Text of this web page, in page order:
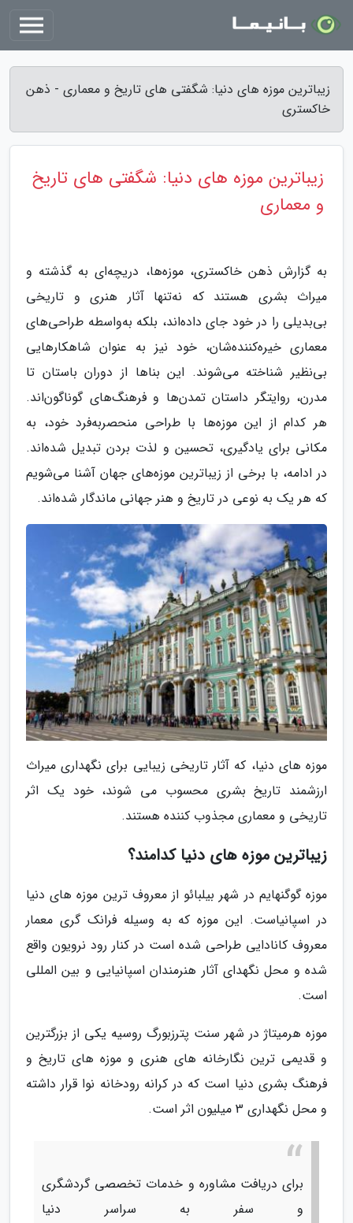
زیباترین موزه های دنیا: شگفتی های تاریخ و معماری - ذهن
خاکستری
زیباترین موزه های دنیا: شگفتی های تاریخ
و معماری
به گزارش ذهن خاکستری، موزه‌ها، دریچه‌ای به گذشته و
میراث بشری هستند که نه‌تنها آثار هنری و تاریخی
بی‌بدیلی را در خود جای داده‌اند، بلکه به‌واسطه طراحی‌های
معماری خیره‌کننده‌شان، خود نیز به عنوان شاهکارهایی
بی‌نظیر شناخته می‌شوند. این بناها از دوران باستان تا
مدرن، روایتگر داستان تمدن‌ها و فرهنگ‌های گوناگون‌اند.
هر کدام از این موزه‌ها با طراحی منحصر‌به‌فرد خود، به
مکانی برای یادگیری، تحسین و لذت بردن تبدیل شده‌اند.
در ادامه، با برخی از زیباترین موزه‌های جهان آشنا می‌شویم
که هر یک به نوعی در تاریخ و هنر جهانی ماندگار شده‌اند.
موزه های دنیا، که آثار تاریخی زیبایی برای نگهداری میراث
ارزشمند تاریخ بشری محسوب می شوند، خود یک اثر
تاریخی و معماری مجذوب کننده هستند.
زیباترین موزه های دنیا کدامند؟
موزه گوگنهایم در شهر بیلبائو از معروف ترین موزه های دنیا
در اسپانیاست. این موزه که به وسیله فرانک گری معمار
معروف کانادایی طراحی شده است در کنار رود نرویون واقع
شده و محل نگهدای آثار هنرمندان اسپانیایی و بین المللی
است.
موزه هرمیتاژ در شهر سنت پترزبورگ روسیه یکی از بزرگترین
و قدیمی ترین نگارخانه های هنری و موزه های تاریخ و
فرهنگ بشری دنیا است که در کرانه رودخانه نوا قرار داشته
و محل نگهداری 3 میلیون اثر است.
برای دریافت مشاوره و خدمات تخصصی گردشگری
و سفر به سراسر دنیا